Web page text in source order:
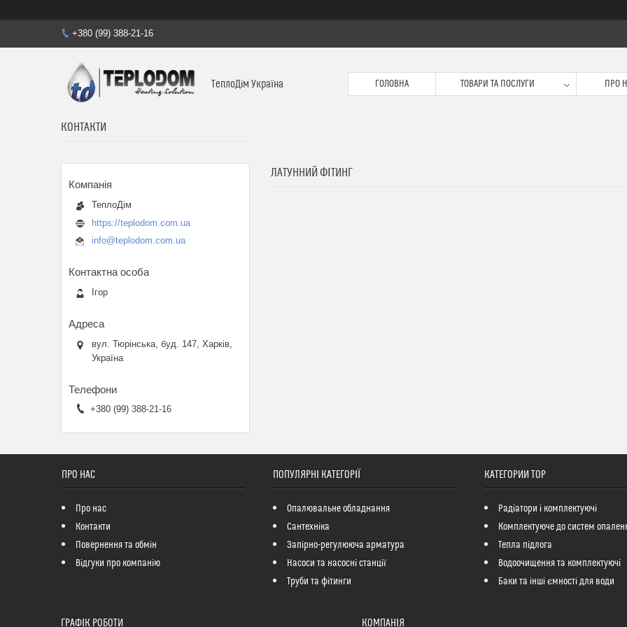
+380 (99) 388-21-16
ТеплоДім Україна ГОЛОВНА ТОВАРИ ТА ПОСЛУГИ ПРО
ЛАТУННИЙ ФІТИНГ
КОНТАКТИ
ТеплоДім
https://teplodom.com.ua
info@teplodom.com.ua
Ігор
вул. Тюрінська, буд. 147, Харків,
Україна
+380 (99) 388-21-16
ПРО НАС
Про нас
Контакти
Повернення та обмін
Відгуки про компанію
ПОПУЛЯРНІ КАТЕГОРІЇ
Опалювальне обладнання
Сантехніка
Запірно-регулююча арматура
Насоси та насосні станції
Труби та фітинги
КАТЕГОРИИ ТОР
Радіатори і комплектуючі
Комплектуюче до систем
Тепла підлога
Водоочищення та комплектуючі
Баки та інші ємності для води
ГРАФІК РОБОТИ